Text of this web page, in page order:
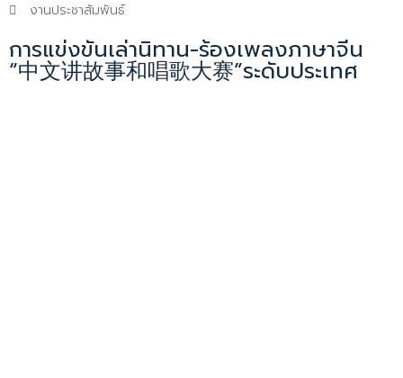
งานประชาสัมพันธ์
การแข่งขันเล่านิทาน-ร้องเพลงภาษาจีน
“中文讲故事和唱歌大赛”ระดับประเทศ